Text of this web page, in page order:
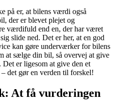
på er, at bilens værdi også
der er blevet plejet og
værdifuld end en, der har været
slide ned. Det er her, at en god
kan gøre underværker for bilens
at sælge din bil, så overvej at give
er ligesom at give den et
det gør en verden til forskel!
At få vurderingen